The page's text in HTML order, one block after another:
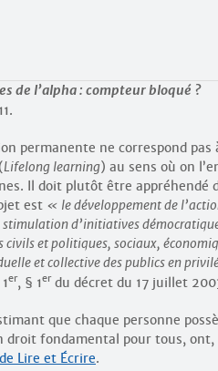
de l’alpha : compteur bloqué ?
permanente ne correspond pas
Lifelong learning) au sens où on
Il doit plutôt être appréhendé
est
le développement de
stimulation d’initiatives
civils et politiques, sociaux,
et collective des publics en
er, § 1erdu décret du 17 juillet
que chaque personne
droit fondamental pour tous, ont,
Lire et Écrire.